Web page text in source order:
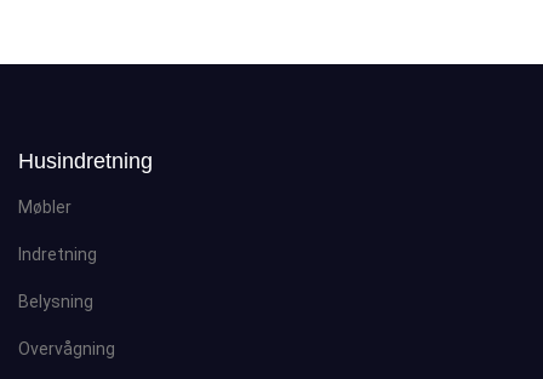
Husindretning
Møbler
Indretning
Belysning
Overvågning